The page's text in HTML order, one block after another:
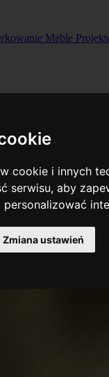
cookie i innych
serwisu,aby
personalizować
Zmiana ustawień
Meble
dla